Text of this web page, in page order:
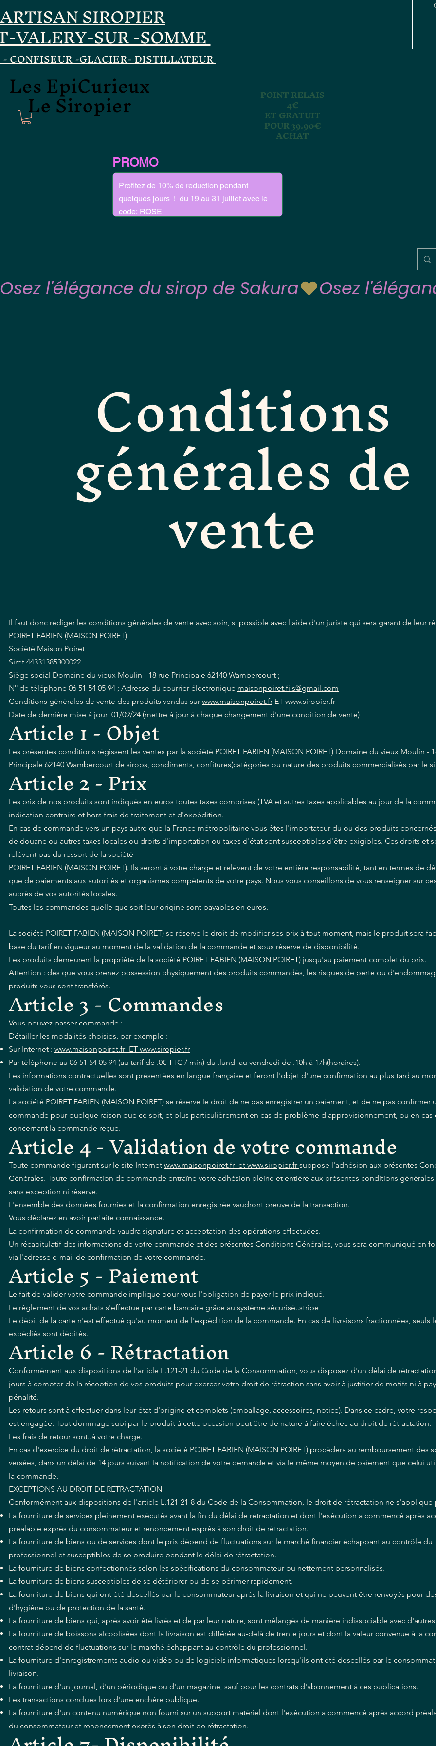
ARTISAN SIROPIER
VALERY-SUR -SOMME
CONFISEUR -GLACIER- DISTILLATEUR
Les EpiCurieux
Le Siropier
Les EpiCurieux
Le Siropier POINT RELAIS
4€
ET GRATUIT
POUR 39.90€
ACHAT
PROMO
Osez l'élégance du sirop de Sakura
Conditions
générales de
vente
Il faut donc rédiger les conditions générales de vente avec soin, si possible avec l'aide d'un juriste qui sera garant de leur
POIRET FABIEN (MAISON POIRET)
Société Maison Poiret
Siret 44331385300022
Siège social Domaine du vieux Moulin - 18 rue Principale 62140 Wambercourt ;
N° de téléphone 06 51 54 05 94 ; Adresse du courrier électronique maisonpoiret.fils@gmail.com
Conditions générales de vente des produits vendus sur www.maisonpoiret.fr ET www.siropier.fr
Date de dernière mise à jour 01/09/24 (mettre à jour à chaque changement d'une condition de vente)
Article 1 - Objet
Les présentes conditions régissent les ventes par la société POIRET FABIEN (MAISON POIRET) Domaine du vieux Moulin -
Principale 62140 Wambercourt de sirops, condiments, confitures(catégories ou nature des produits commercialisés par le
Article 2 - Prix
Les prix de nos produits sont indiqués en euros toutes taxes comprises (TVA et autres taxes applicables au jour de la
indication contraire et hors frais de traitement et d'expédition.
En cas de commande vers un pays autre que la France métropolitaine vous êtes l'importateur du ou des produits
de douane ou autres taxes locales ou droits d'importation ou taxes d'état sont susceptibles d'être exigibles. Ces droits et
relèvent pas du ressort de la société
POIRET FABIEN (MAISON POIRET). Ils seront à votre charge et relèvent de votre entière responsabilité, tant en termes de
que de paiements aux autorités et organismes compétents de votre pays. Nous vous conseillons de vous renseigner sur
auprès de vos autorités locales.
Toutes les commandes quelle que soit leur origine sont payables en euros.
La société POIRET FABIEN (MAISON POIRET) se réserve le droit de modifier ses prix à tout moment, mais le produit sera
base du tarif en vigueur au moment de la validation de la commande et sous réserve de disponibilité.
Les produits demeurent la propriété de la société POIRET FABIEN (MAISON POIRET) jusqu'au paiement complet du prix.
Attention : dès que vous prenez possession physiquement des produits commandés, les risques de perte ou
produits vous sont transférés.
Article 3 - Commandes
Vous pouvez passer commande :
Détailler les modalités choisies, par exemple :
Sur Internet : www.maisonpoiret.fr ET www.siropier.fr
Par téléphone au 06 51 54 05 94 (au tarif de .0€ TTC / min) du .lundi au vendredi de .10h à 17h(horaires).
Les informations contractuelles sont présentées en langue française et feront l'objet d'une confirmation au plus tard au
validation de votre commande.
La société POIRET FABIEN (MAISON POIRET) se réserve le droit de ne pas enregistrer un paiement, et de ne pas confirmer
commande pour quelque raison que ce soit, et plus particulièrement en cas de problème d'approvisionnement, ou en cas
concernant la commande reçue.
Article 4 - Validation de votre commande
Toute commande figurant sur le site Internet www.maisonpoiret.fr et www.siropier.fr suppose l'adhésion aux présentes
Générales. Toute confirmation de commande entraîne votre adhésion pleine et entière aux présentes conditions générales
sans exception ni réserve.
L'ensemble des données fournies et la confirmation enregistrée vaudront preuve de la transaction.
Vous déclarez en avoir parfaite connaissance.
La confirmation de commande vaudra signature et acceptation des opérations effectuées.
Un récapitulatif des informations de votre commande et des présentes Conditions Générales, vous sera communiqué en
via l'adresse e-mail de confirmation de votre commande.
Article 5 - Paiement
Le fait de valider votre commande implique pour vous l'obligation de payer le prix indiqué.
Le règlement de vos achats s'effectue par carte bancaire grâce au système sécurisé..stripe
Le débit de la carte n'est effectué qu'au moment de l'expédition de la commande. En cas de livraisons fractionnées, seuls
expédiés sont débités.
Article 6 - Rétractation
Conformément aux dispositions de l'article L.121-21 du Code de la Consommation, vous disposez d'un délai de
jours à compter de la réception de vos produits pour exercer votre droit de rétraction sans avoir à justifier de motifs ni à
pénalité.
Les retours sont à effectuer dans leur état d'origine et complets (emballage, accessoires, notice). Dans ce cadre, votre
est engagée. Tout dommage subi par le produit à cette occasion peut être de nature à faire échec au droit de rétractation.
Les frais de retour sont..à votre charge.
En cas d'exercice du droit de rétractation, la société POIRET FABIEN (MAISON POIRET) procédera au remboursement des
versées, dans un délai de 14 jours suivant la notification de votre demande et via le même moyen de paiement que celui
la commande.
EXCEPTIONS AU DROIT DE RETRACTATION
Conformément aux dispositions de l'article L.121-21-8 du Code de la Consommation, le droit de rétractation ne s'applique
La fourniture de services pleinement exécutés avant la fin du délai de rétractation et dont l'exécution a commencé après
préalable exprès du consommateur et renoncement exprès à son droit de rétractation.
La fourniture de biens ou de services dont le prix dépend de fluctuations sur le marché financier échappant au contrôle du
professionnel et susceptibles de se produire pendant le délai de rétractation.
La fourniture de biens confectionnés selon les spécifications du consommateur ou nettement personnalisés.
La fourniture de biens susceptibles de se détériorer ou de se périmer rapidement.
La fourniture de biens qui ont été descellés par le consommateur après la livraison et qui ne peuvent être renvoyés pour
d'hygiène ou de protection de la santé.
La fourniture de biens qui, après avoir été livrés et de par leur nature, sont mélangés de manière indissociable avec d'autres
La fourniture de boissons alcoolisées dont la livraison est différée au-delà de trente jours et dont la valeur convenue à la
contrat dépend de fluctuations sur le marché échappant au contrôle du professionnel.
La fourniture d'enregistrements audio ou vidéo ou de logiciels informatiques lorsqu'ils ont été descellés par le
livraison.
La fourniture d'un journal, d'un périodique ou d'un magazine, sauf pour les contrats d'abonnement à ces publications.
Les transactions conclues lors d'une enchère publique.
La fourniture d'un contenu numérique non fourni sur un support matériel dont l'exécution a commencé après accord
du consommateur et renoncement exprès à son droit de rétractation.